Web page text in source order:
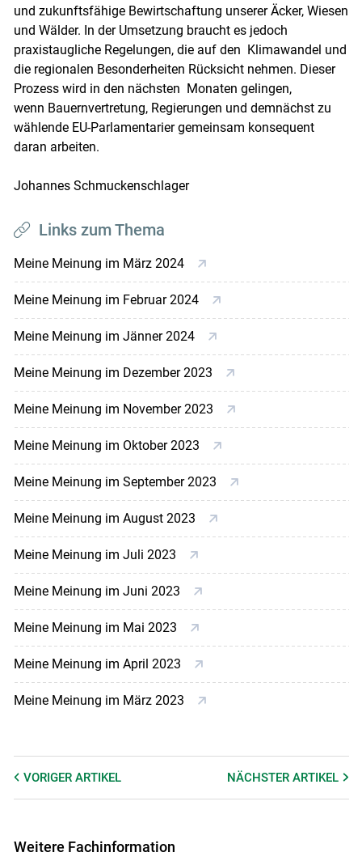
und zukunftsfähige Bewirtschaftung unserer Äcker, Wiesen
und Wälder. In der Umsetzung braucht es jedoch
praxistaugliche Regelungen, die auf den Klimawandel und
die regionalen Besonderheiten Rücksicht nehmen. Dieser
Prozess wird in den nächsten Monaten gelingen,
wenn Bauernvertretung, Regierungen und demnächst zu
wählende EU-Parlamentarier gemeinsam konsequent
daran arbeiten.
Johannes Schmuckenschlager
Links zum Thema
Meine Meinung im März 2024
Meine Meinung im Februar 2024
Meine Meinung im Jänner 2024
Meine Meinung im Dezember 2023
Meine Meinung im November 2023
Meine Meinung im Oktober 2023
Meine Meinung im September 2023
Meine Meinung im August 2023
Meine Meinung im Juli 2023
Meine Meinung im Juni 2023
Meine Meinung im Mai 2023
Meine Meinung im April 2023
Meine Meinung im März 2023
VORIGER ARTIKEL NÄCHSTERARTIKEL
Weitere Fachinformation